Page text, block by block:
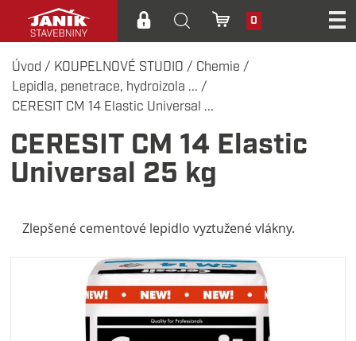
0
Úvod / KOUPELNOVÉ STUDIO / Chemie /
Lepidla, penetrace, hydroizola ... /
CERESIT CM 14 Elastic Universal ...
CERESIT CM 14 Elastic
Universal 25 kg
Zlepšené cementové lepidlo vyztužené vlákny.